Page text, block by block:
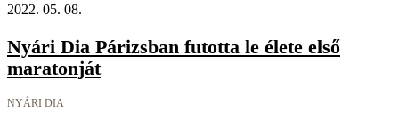
2022. 05. 08.
Nyári Dia Párizsban futotta le élete első
maratonját
NYÁRI DIA